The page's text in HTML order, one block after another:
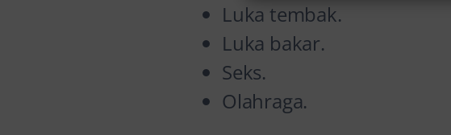
Luka tembak.
Luka bakar.
Seks.
Olahraga.